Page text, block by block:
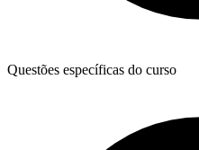
Questões específicas do curso